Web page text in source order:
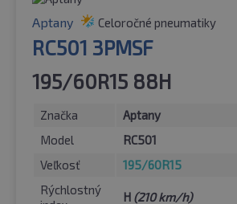
Aptany Celoročné pneumatiky
RC501 3PMSF
195/60R15 88H
Značka
Aptany
Model
RC501
Veľkosť
195/60R15
Rýchlostný
H (210 km/h)